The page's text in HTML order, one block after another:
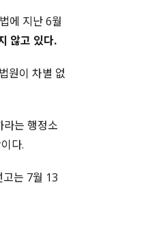
에 지난 6월
않고 있다.
원이 차별 없
는 행정소
다.
고는 7월 13